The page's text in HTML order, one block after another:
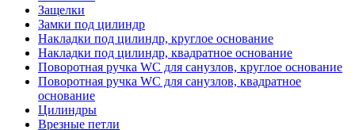
Защелки
Замки под цилиндр
Накладки под цилиндр, круглое основание
Накладки под цилиндр, квадратное основание
Поворотная ручка WC для санузлов, круглое основание
Поворотная ручка WC для санузлов, квадратное
основание
Цилиндры
Врезные петли